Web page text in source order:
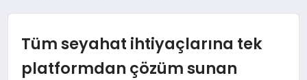
Tüm seyahat ihtiyaçlarına tek
platformdan çözüm sunan